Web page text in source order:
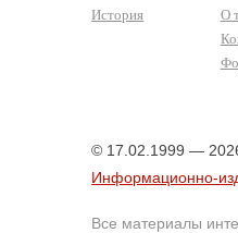
История
О
© 17.02.1999 —
Информационно-
Все материалы